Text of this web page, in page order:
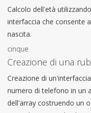
Calcolo dell'età
interfaccia che consente
nascita.
cinque
Creazione di una
Creazione di
numero di telefono in un
dell'array costruendo un